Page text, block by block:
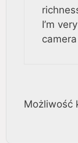
I’m
Możliwość